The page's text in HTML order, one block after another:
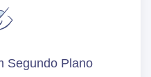
Segundo Plano